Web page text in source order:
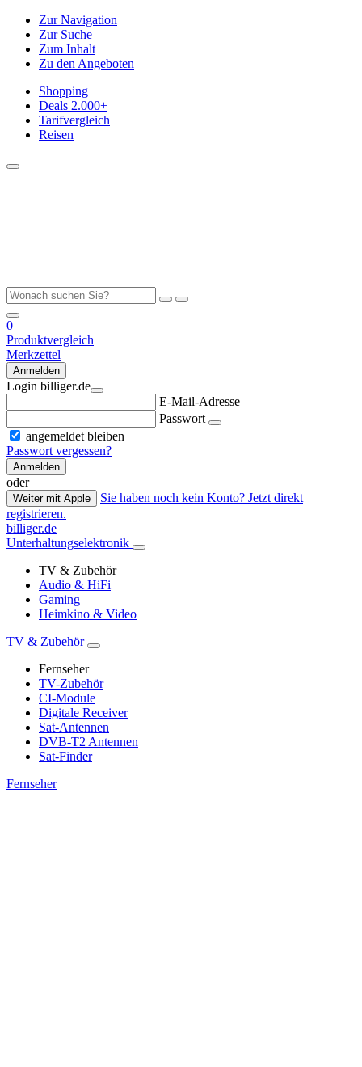
Zur Navigation
Zur Suche
Zum Inhalt
Zu den Angeboten
Shopping
Deals 2.000+
Tarifvergleich
Reisen
0
Produktvergleich
Merkzettel
Anmelden
Login billiger.de
E-Mail-Adresse
Passwort
angemeldet bleiben
Passwort vergessen?
Anmelden
oder
Weiter mit Apple
Sie haben noch kein Konto? Jetzt direkt
registrieren.
billiger.de
Unterhaltungselektronik
TV & Zubehör
Audio & HiFi
Gaming
Heimkino & Video
TV & Zubehör
Fernseher
TV-Zubehör
CI-Module
Digitale Receiver
Sat-Antennen
DVB-T2 Antennen
Sat-Finder
Fernseher